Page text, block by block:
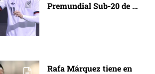
Premundial Sub-20 de la
Rafa Márquez tiene en